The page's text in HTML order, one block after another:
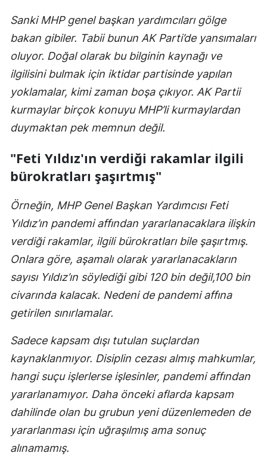
Sanki MHP genel başkan yardımcıları gölge
bakan gibiler. Tabii bunun AK Parti’de yansımaları
oluyor. Doğal olarak bu bilginin kaynağı ve
ilgilisini bulmak için iktidar partisinde yapılan
yoklamalar, kimi zaman boşa çıkıyor. AK Partii
kurmaylar birçok konuyu MHP’li kurmaylardan
duymaktan pek memnun değil.
"Feti Yıldız'ın verdiği rakamlar ilgili
bürokratları şaşırtmış"
Örneğin, MHP Genel Başkan Yardımcısı Feti
Yıldız’ın pandemi affından yararlanacaklara ilişkin
verdiği rakamlar, ilgili bürokratları bile şaşırtmış.
Onlara göre, aşamalı olarak yararlanacakların
sayısı Yıldız’ın söylediği gibi 120 bin değil,100 bin
civarında kalacak. Nedeni de pandemi affına
getirilen sınırlamalar.
Sadece kapsam dışı tutulan suçlardan
kaynaklanmıyor. Disiplin cezası almış mahkumlar,
hangi suçu işlerlerse işlesinler, pandemi affından
yararlanamıyor. Daha önceki aflarda kapsam
dahilinde olan bu grubun yeni düzenlemeden de
yararlanması için uğraşılmış ama sonuç
alınamamış.